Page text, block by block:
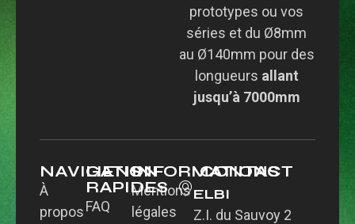
prototypes ou vos
séries et du Ø8mm
au Ø140mm pour des
longueurs allant
jusqu’à 7000mm
NAVIGATION
À
propos
LIENS
RAPIDES
FAQ
INFORMATIONS
Mentions
légales
CONTACT
ELBI
Z.I. du Sauvoy 2